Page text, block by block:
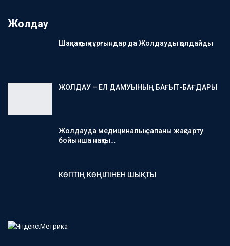
Жолдау
Шақпақтық тұрғындар да Жолдауды қолдайды
ЖОЛДАУ – ЕЛ ДАМУЫНЫҢ БАҒЫТ-БАҒДАРЫ
Жолдауда медициналық сапаны жақсарту
бойынша нақты…
КӨПТІҢ КӨҢІЛІНЕН ШЫҚТЫ